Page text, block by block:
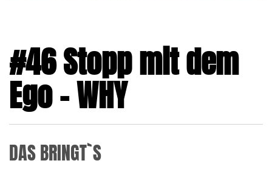
#46 Stopp mit dem
Ego – WHY
DAS BRINGT`S